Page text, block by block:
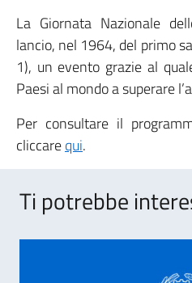
La Giornata Nazionale
lancio, nel 1964, del primo
1), un evento grazie al
Paesi al mondo a superare
Per consultare il
cliccarequi.
Ti potrebbe